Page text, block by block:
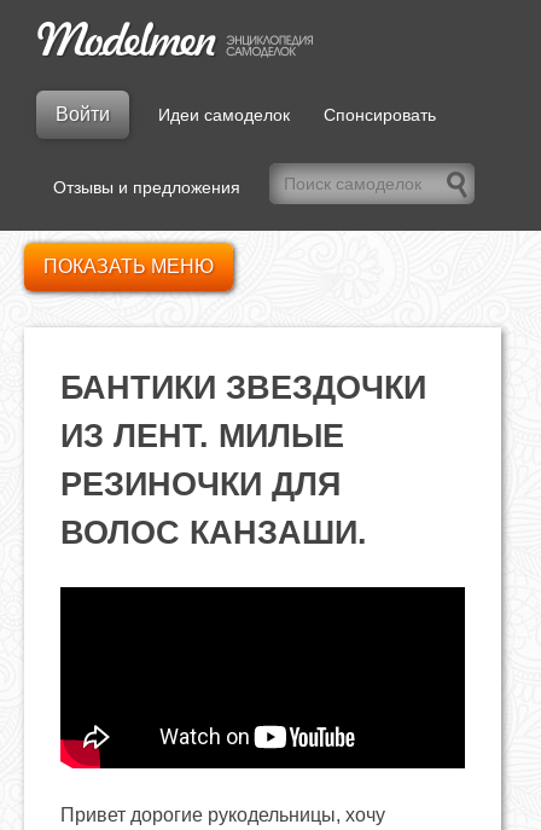
Войти Идеи самоделок Спонсировать
Отзывы и предложения
БАНТИКИ ЗВЕЗДОЧКИ
ИЗ ЛЕНТ. МИЛЫЕ
РЕЗИНОЧКИ ДЛЯ
ВОЛОС КАНЗАШИ.
Привет дорогие рукодельницы, хочу
ПОКАЗАТЬ МЕНЮ